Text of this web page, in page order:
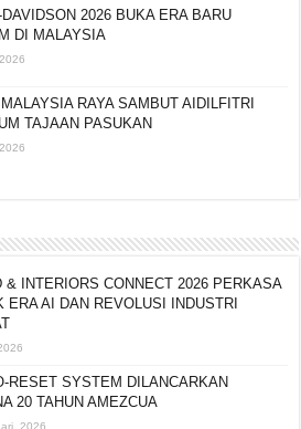
DAVIDSON 2026 BUKA ERA BARU
DI MALAYSIA
RAYA SAMBUT AIDILFITRI
TAJAAN PASUKAN
& INTERIORS CONNECT 2026 PERKASA
ERA AI DAN REVOLUSI INDUSTRI
RESET SYSTEM DILANCARKAN
20 TAHUN AMEZCUA
2026